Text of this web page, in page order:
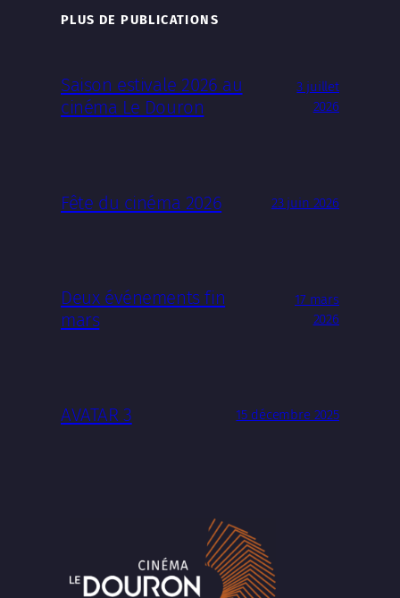
PLUS DE PUBLICATIONS
Saison estivale 2026 au
cinéma Le Douron
3 juillet
2026
Fête du cinéma 2026 23 juin 2026
Deux événements fin
mars
17 mars
2026
AVATAR 3 15 décembre 2025